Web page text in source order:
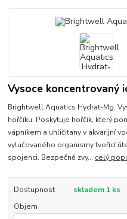
Vysoce koncentrovaný
Brightwell Aquatics Hydrat-Mg.
hořčíku. Poskytuje hořčík, který
vápníkem a uhličitany v akvarijní
vylučovaného organismy tvořící
spojenci. Bezpečně zvy... celý
Dostupnost
skladem 1 ks
Objem